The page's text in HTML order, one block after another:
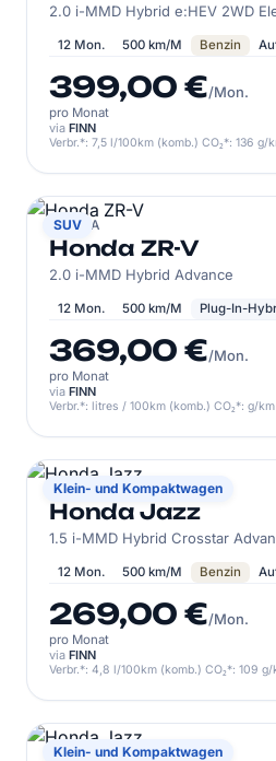
2.0 i-MMD Hybrid e:HEV 2WD
12 Mon. 500 km/M Benzin
399,00 €/Mon.
pro Monat
via FINN
Verbr.*: 7,5 l/100km (komb.) CO₂*: 136 g/
SUV
HONDA
Honda ZR-V
2.0 i-MMD Hybrid Advance
12 Mon. 500 km/M Plug-In-
369,00 €/Mon.
pro Monat
via FINN
Verbr.*: litres / 100km (komb.) CO₂*: g/
Klein- und Kompaktwagen
HONDA
Honda Jazz
1.5 i-MMD Hybrid Crosstar
12 Mon. 500 km/M Benzin
269,00 €/Mon.
pro Monat
via FINN
Verbr.*: 4,8 l/100km (komb.) CO₂*: 109
Klein- und Kompaktwagen
HONDA